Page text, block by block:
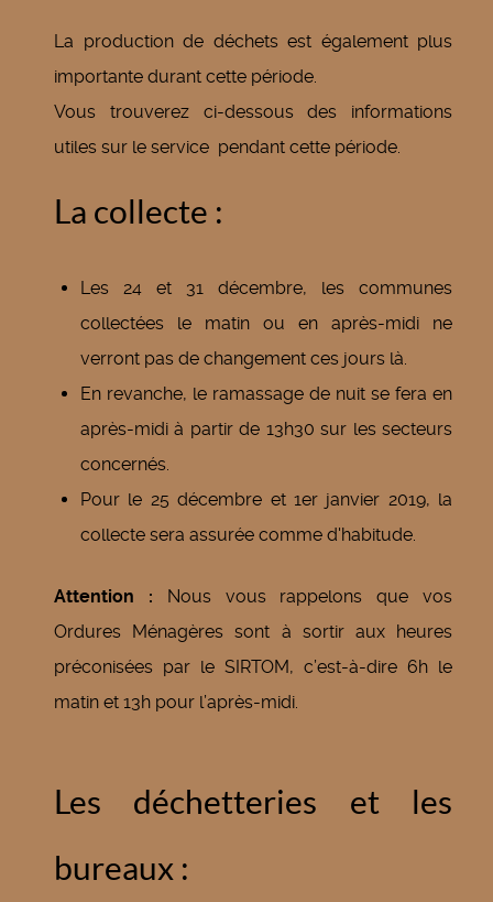
La production de déchets est également plus
importante durant cette période.
Vous trouverez ci-dessous des informations
utiles sur le service pendant cette période.
La collecte :
Les 24 et 31 décembre, les communes
collectées le matin ou en après-midi ne
verront pas de changement ces jours là.
En revanche, le ramassage de nuit se fera en
après-midi à partir de 13h30 sur les secteurs
concernés.
Pour le 25 décembre et 1er janvier 2019, la
collecte sera assurée comme d'habitude.
Attention : Nous vous rappelons que vos
Ordures Ménagères sont à sortir aux heures
préconisées par le SIRTOM, c’est-à-dire 6h le
matin et 13h pour l’après-midi.
Les déchetteries et les
bureaux :